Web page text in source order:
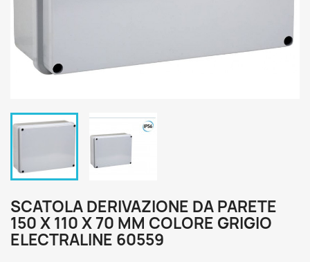
SCATOLA DERIVAZIONE DA PARETE
150 X 110 X 70 MM COLORE GRIGIO
ELECTRALINE 60559